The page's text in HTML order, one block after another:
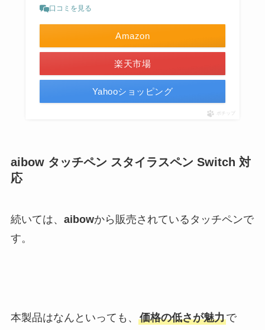
口コミを見る
Amazon
楽天市場
Yahooショッピング
ポチップ
aibow タッチペン スタイラスペン Switch 対
応
続いては、 aibowから販売されているタッチペンで
す。
本製品はなんといっても、 価格の低さが魅力で